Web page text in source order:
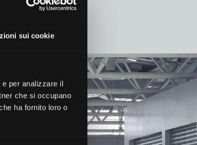
sui cookie
per analizzare il
che si occupano
ha fornito loro o